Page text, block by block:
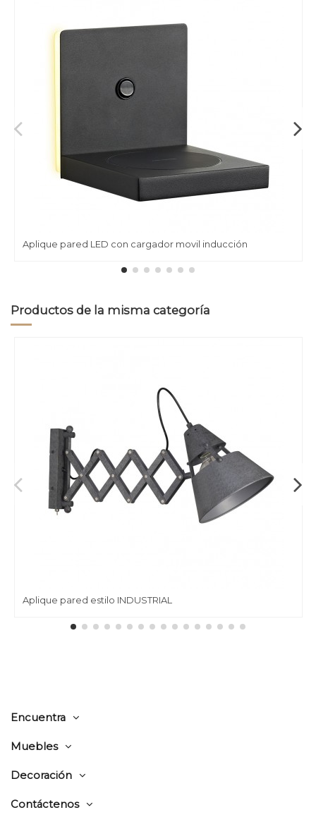
Aplique pared LED con cargador movil inducción
Productos de la misma categoría
Aplique pared estilo INDUSTRIAL
Encuentra
Muebles
Decoración
Contáctenos